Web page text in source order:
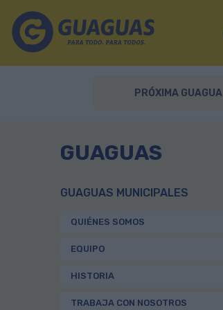
PRÓXIMA GUAGUA
GUAGUAS
GUAGUAS MUNICIPALES
QUIÉNES SOMOS
EQUIPO
HISTORIA
TRABAJA CON NOSOTROS